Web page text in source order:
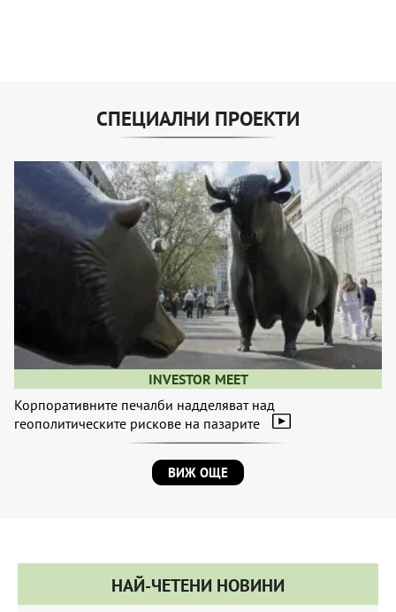
СПЕЦИАЛНИ ПРОЕКТИ
INVESTOR MEET
Корпоративните печалби надделяват над
геополитическите рискове на пазарите
ВИЖ ОЩЕ
НАЙ-ЧЕТЕНИ НОВИНИ